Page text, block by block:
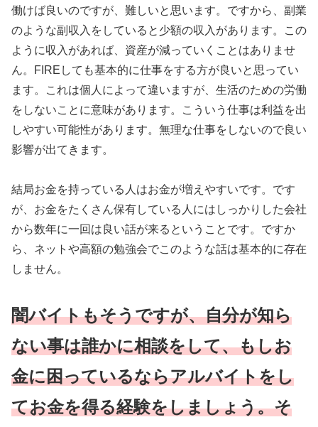
働けば良いのですが、難しいと思います。ですから、副業
のような副収入をしていると少額の収入があります。この
ように収入があれば、資産が減っていくことはありませ
ん。FIREしても基本的に仕事をする方が良いと思ってい
ます。これは個人によって違いますが、生活のための労働
をしないことに意味があります。こういう仕事は利益を出
しやすい可能性があります。無理な仕事をしないので良い
影響が出てきます。
結局お金を持っている人はお金が増えやすいです。です
が、お金をたくさん保有している人にはしっかりした会社
から数年に一回は良い話が来るということです。ですか
ら、ネットや高額の勉強会でこのような話は基本的に存在
しません。
闇バイトもそうですが、自分が知ら
ない事は誰かに相談をして、もしお
金に困っているならアルバイトをし
てお金を得る経験をしましょう。そ